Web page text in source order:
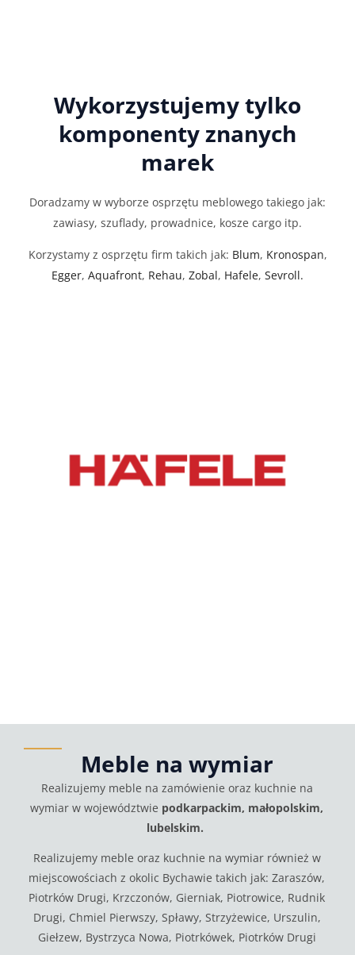
Wykorzystujemy tylko
komponenty znanych
marek
Doradzamy w wyborze osprzętu meblowego takiego jak:
zawiasy, szuflady, prowadnice, kosze cargo itp.
Korzystamy z osprzętu firm takich jak: Blum, Kronospan,
Egger, Aquafront, Rehau, Zobal, Hafele, Sevroll.
Meble na wymiar
Realizujemy meble na zamówienie oraz kuchnie na
wymiar w województwie podkarpackim, małopolskim,
lubelskim.
Realizujemy meble oraz kuchnie na wymiar również w
miejscowościach z okolic Bychawie takich jak: Zaraszów,
Piotrków Drugi, Krzczonów, Gierniak, Piotrowice, Rudnik
Drugi, Chmiel Pierwszy, Spławy, Strzyżewice, Urszulin,
Giełzew, Bystrzyca Nowa, Piotrkówek, Piotrków Drugi